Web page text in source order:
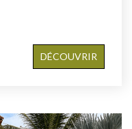
DÉCOUVRIR